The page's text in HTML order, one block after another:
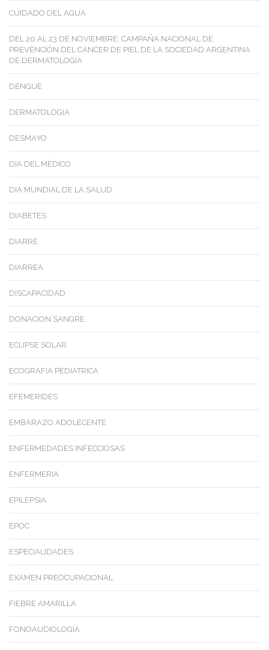
CUIDADO DEL AGUA
DEL 20 AL 23 DE NOVIEMBRE: CAMPAÑA NACIONAL DE
PREVENCIÓN DEL CÁNCER DE PIEL DE LA SOCIEDAD ARGENTINA
DE DERMATOLOGÍA
DENGUE
DERMATOLOGIA
DESMAYO
DIA DEL MÉDICO
DIA MUNDIAL DE LA SALUD
DIABETES
DIARRE
DIARREA
DISCAPACIDAD
DONACION SANGRE
ECLIPSE SOLAR
ECOGRAFIA PEDIATRICA
EFEMERIDES
EMBARAZO ADOLECENTE
ENFERMEDADES INFECCIOSAS
ENFERMERIA
EPILEPSIA
EPOC
ESPECIALIDADES
EXAMEN PREOCUPACIONAL
FIEBRE AMARILLA
FONOAUDIOLOGÍA